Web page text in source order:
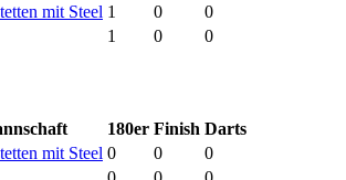
mit Steel 1 0
0
1 0 0
180er Finish Darts
mit Steel 0 0
0